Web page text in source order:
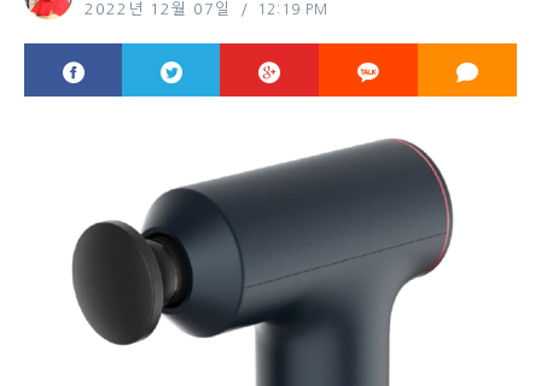
2022년 12월 07일 12:19 PM